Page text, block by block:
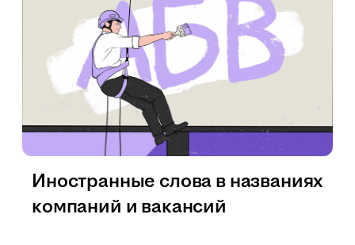
Иностранные слова в названиях
компаний и вакансий